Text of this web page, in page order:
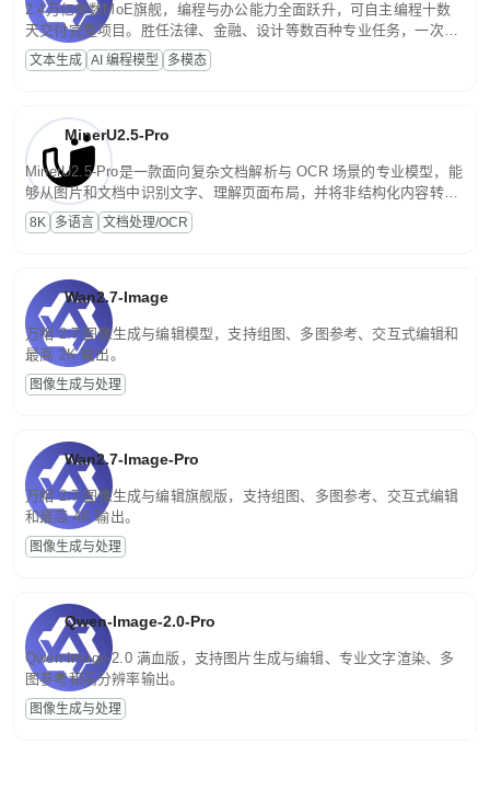
2.4万亿参数MoE旗舰，编程与办公能力全面跃升，可自主编程十数
天交付完整项目。胜任法律、金融、设计等数百种专业任务，一次对
话端到端交付生产级成果。原生视觉理解贯穿规划、执行与验证全流
程，支持超长文档与长视频的深度语义解析。长程任务中自主规划与
文本生成 AI 编程模型 多模态
MinerU2.5-Pro
MinerU2.5-Pro是一款面向复杂文档解析与 OCR 场景的专业模型，能
够从图片和文档中识别文字、理解页面布局，并将非结构化内容转换
为便于存储、检索和二次处理的结构化结果。
8K 多语言 文档处理/OCR
Wan2.7-Image
万相 2.7 图像生成与编辑模型，支持组图、多图参考、交互式编辑和
最高 2K 输出。
图像生成与处理
Wan2.7-Image-Pro
万相 2.7 图像生成与编辑旗舰版，支持组图、多图参考、交互式编辑
和最高 4K 输出。
图像生成与处理
Qwen-Image-2.0-Pro
Qwen-Image-2.0 满血版，支持图片生成与编辑、专业文字渲染、多
图参考和高分辨率输出。
图像生成与处理